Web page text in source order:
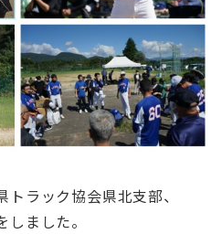
ラック協会県北支部、
ました。